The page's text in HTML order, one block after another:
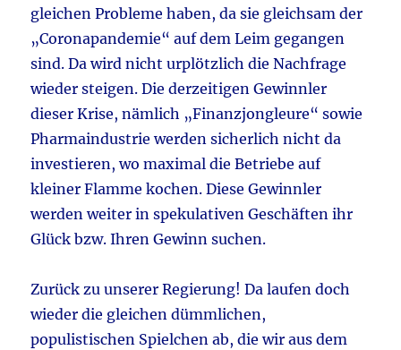
gleichen Probleme haben, da sie gleichsam der
„Coronapandemie“ auf dem Leim gegangen
sind. Da wird nicht urplötzlich die Nachfrage
wieder steigen. Die derzeitigen Gewinnler
dieser Krise, nämlich „Finanzjongleure“ sowie
Pharmaindustrie werden sicherlich nicht da
investieren, wo maximal die Betriebe auf
kleiner Flamme kochen. Diese Gewinnler
werden weiter in spekulativen Geschäften ihr
Glück bzw. Ihren Gewinn suchen.
Zurück zu unserer Regierung! Da laufen doch
wieder die gleichen dümmlichen,
populistischen Spielchen ab, die wir aus dem